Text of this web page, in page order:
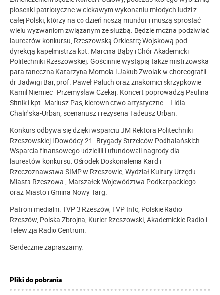
piosenki patriotyczne w ciekawym wykonaniu młodych ludzi z
całej Polski, którzy na co dzień noszą mundur i muszą sprostać
wielu wyzwaniom związanym ze służbą. Będzie można podziwiać
laureatów konkursu, Rzeszowską Orkiestrę Wojskową pod
dyrekcją kapelmistrza kpt. Marcina Bąby i Chór Akademicki
Politechniki Rzeszowskiej. Gościnnie wystąpią także mistrzowska
para taneczna Katarzyna Momola i Jakub Zwolak w choreografii
dr Jadwigi Bär, prof. Paweł Paluch oraz znakomici skrzypkowie
Kamil Niemiec i Przemysław Czekaj. Koncert poprowadzą Paulina
Sitnik i kpt. Mariusz Pas, kierownictwo artystyczne – Lidia
Chalińska-Urban, scenariusz i reżyseria Tadeusz Urban.
Konkurs odbywa się dzięki wsparciu JM Rektora Politechniki
Rzeszowskiej i Dowódcy 21. Brygady Strzelców Podhalańskich.
Wsparcia finansowego udzielili i ufundowali nagrody dla
laureatów konkursu: Ośrodek Doskonalenia Kard i
Rzeczoznawstwa SIMP w Rzeszowie, Wydział Kultury Urzędu
Miasta Rzeszowa , Marszałek Województwa Podkarpackiego
oraz Miasto i Gmina Nowy Targ.
Patroni medialni: TVP 3 Rzeszów, TVP Info, Polskie Radio
Rzeszów, Polska Zbrojna, Kurier Rzeszowski, Akademickie Radio i
Telewizja Radio Centrum.
Serdecznie zapraszamy.
Pliki do pobrania